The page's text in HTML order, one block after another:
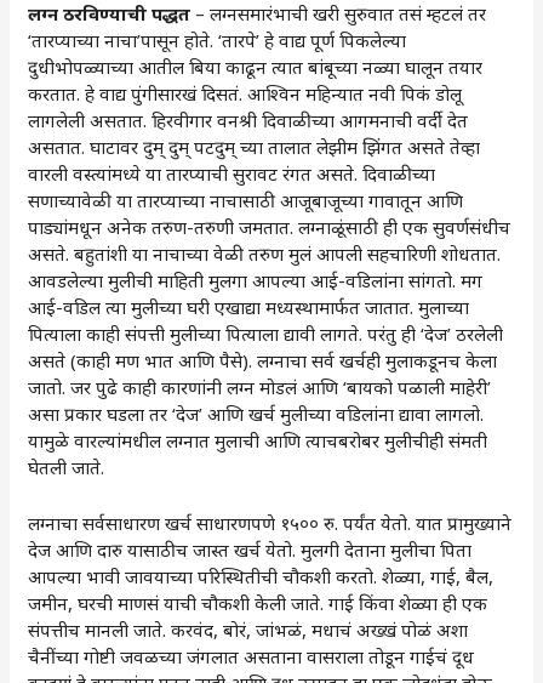
लग्न ठरविण्याची पद्धत – लग्नसमारंभाची खरी सुरुवात तसं म्हटलं तर
‘तारप्याच्या नाचा’पासून होते. ‘तारपे’ हे वाद्य पूर्ण पिकलेल्या
दुधीभोपळ्याच्या आतील बिया काढून त्यात बांबूच्या नळ्या घालून तयार
करतात. हे वाद्य पुंगीसारखं दिसतं. आश्विन महिन्यात नवी पिकं डोलू
लागलेली असतात. हिरवीगार वनश्री दिवाळीच्या आगमनाची वर्दी देत
असतात. घाटावर दुम् दुम् पटदुम् च्या तालात लेझीम झिंगत असते तेव्हा
वारली वस्त्यांमध्ये या तारप्याची सुरावट रंगत असते. दिवाळीच्या
सणाच्यावेळी या तारप्याच्या नाचासाठी आजूबाजूच्या गावातून आणि
पाड्यांमधून अनेक तरुण-तरुणी जमतात. लग्नाळूंसाठी ही एक सुवर्णसंधीच
असते. बहुतांशी या नाचाच्या वेळी तरुण मुलं आपली सहचारिणी शोधतात.
आवडलेल्या मुलीची माहिती मुलगा आपल्या आई-वडिलांना सांगतो. मग
आई-वडिल त्या मुलीच्या घरी एखाद्या मध्यस्थामार्फत जातात. मुलाच्या
पित्याला काही संपत्ती मुलीच्या पित्याला द्यावी लागते. परंतु ही ‘देज’ ठरलेली
असते (काही मण भात आणि पैसे). लग्नाचा सर्व खर्चही मुलाकडूनच केला
जातो. जर पुढे काही कारणांनी लग्न मोडलं आणि ‘बायको पळाली माहेरी’
असा प्रकार घडला तर ‘देज’ आणि खर्च मुलीच्या वडिलांना द्यावा लागलो.
यामुळे वारल्यांमधील लग्नात मुलाची आणि त्याचबरोबर मुलीचीही संमती
घेतली जाते.
लग्नाचा सर्वसाधारण खर्च साधारणपणे १५०० रु. पर्यंत येतो. यात प्रामुख्याने
देज आणि दारु यासाठीच जास्त खर्च येतो. मुलगी देताना मुलीचा पिता
आपल्या भावी जावयाच्या परिस्थितीची चौकशी करतो. शेळ्या, गाई, बैल,
जमीन, घरची माणसं याची चौकशी केली जाते. गाई किंवा शेळ्या ही एक
संपत्तीच मानली जाते. करवंद, बोरं, जांभळं, मधाचं अख्खं पोळं अशा
चैनींच्या गोष्टी जवळच्या जंगलात असताना वासराला तोडून गाईचं दूध